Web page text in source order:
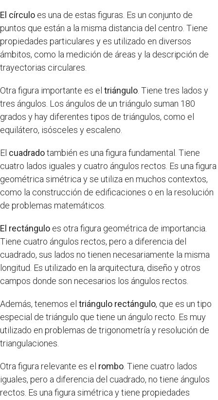
El círculo es una de estas figuras. Es un conjunto de
puntos que están a la misma distancia del centro. Tiene
propiedades particulares y es utilizado en diversos
ámbitos, como la medición de áreas y la descripción de
trayectorias circulares.
Otra figura importante es el triángulo . Tiene tres lados y
tres ángulos. Los ángulos de un triángulo suman 180
grados y hay diferentes tipos de triángulos, como el
equilátero, isósceles y escaleno.
El cuadradotambién es una figura fundamental. Tiene
cuatro lados iguales y cuatro ángulos rectos. Es una figura
geométrica simétrica y se utiliza en muchos contextos,
como la construcción de edificaciones o en la resolución
de problemas matemáticos.
El rectángulo es otra figura geométrica de importancia.
Tiene cuatro ángulos rectos, pero a diferencia del
cuadrado, sus lados no tienen necesariamente la misma
longitud. Es utilizado en la arquitectura, diseño y otros
campos donde son necesarios los ángulos rectos.
Además, tenemos el triángulo rectángulo, que es un tipo
especial de triángulo que tiene un ángulo recto. Es muy
utilizado en problemas de trigonometría y resolución de
triangulaciones.
Otra figura relevante es el rombo . Tiene cuatro lados
iguales, pero a diferencia del cuadrado, no tiene ángulos
rectos. Es una figura simétrica y tiene propiedades